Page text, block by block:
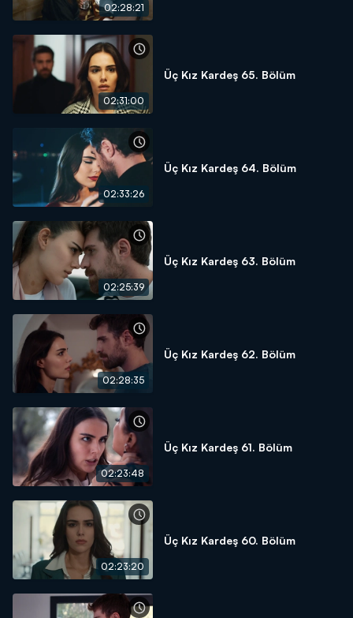
02:28:21
02:31:00
Üç Kız Kardeş 65. Bölüm
02:33:26
Üç Kız Kardeş 64. Bölüm
02:25:39
Üç Kız Kardeş 63. Bölüm
02:28:35
Üç Kız Kardeş 62. Bölüm
02:23:48
Üç Kız Kardeş 61. Bölüm
02:23:20
Üç Kız Kardeş 60. Bölüm